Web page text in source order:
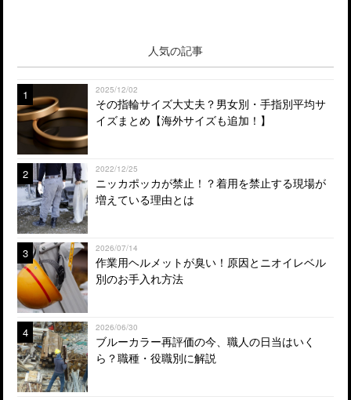
人気の記事
1 2025/12/02
その指輪サイズ大丈夫？男女別・手指別平均サ
イズまとめ【海外サイズも追加！】
2 2022/12/25
ニッカポッカが禁止！？着用を禁止する現場が
増えている理由とは
3 2026/07/14
作業用ヘルメットが臭い！原因とニオイレベル
別のお手入れ方法
4 2026/06/30
ブルーカラー再評価の今、職人の日当はいく
ら？職種・役職別に解説